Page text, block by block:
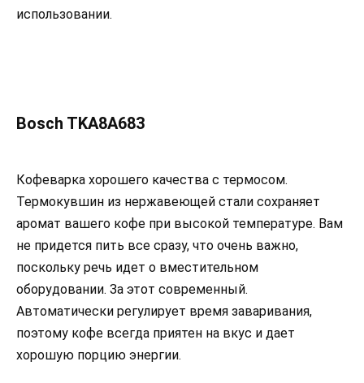
использовании.
Bosch TKA8A683
Кофеварка хорошего качества с термосом.
Термокувшин из нержавеющей стали сохраняет
аромат вашего кофе при высокой температуре. Вам
не придется пить все сразу, что очень важно,
поскольку речь идет о вместительном
оборудовании. За этот современный.
Автоматически регулирует время заваривания,
поэтому кофе всегда приятен на вкус и дает
хорошую порцию энергии.